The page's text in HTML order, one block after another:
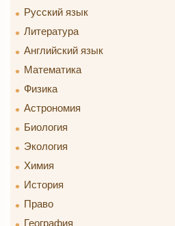
Русский язык
Литература
Английский язык
Математика
Физика
Астрономия
Биология
Экология
Химия
История
Право
География